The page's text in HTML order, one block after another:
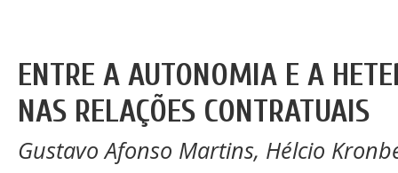
ENTRE A AUTONOMIA E A
NAS RELAÇÕES CONTRATUAIS
Gustavo Afonso Martins, Hélcio